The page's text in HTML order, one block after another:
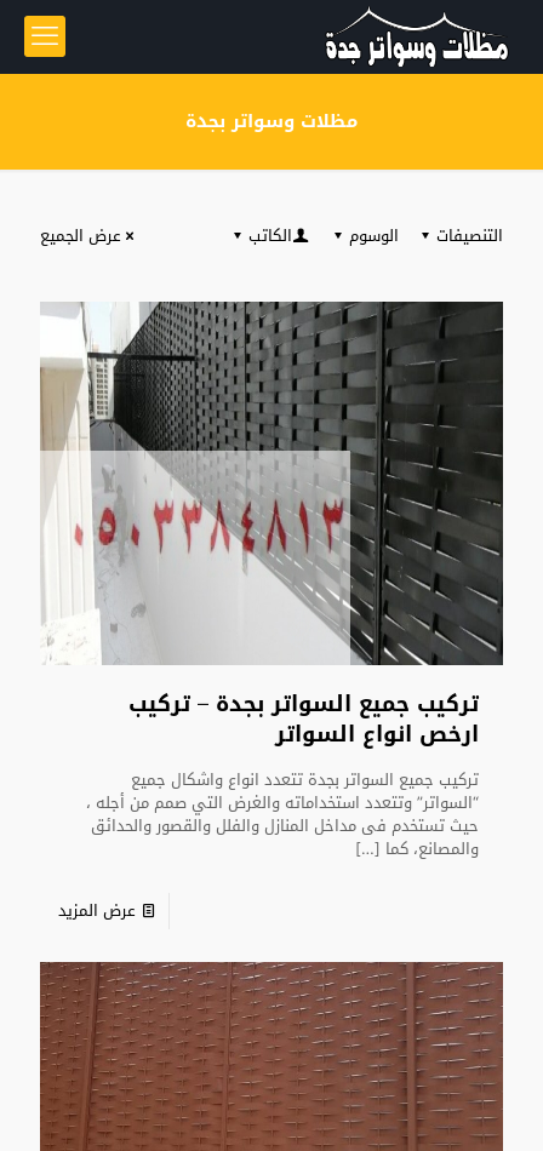
مظلات وسواتر بجدة
التنصيفات الوسوم الكاتب عرض الجميع
تركيب جميع السواتر بجدة – تركيب
ارخص انواع السواتر
تركيب جميع السواتر بجدة تتعدد انواع واشكال جميع
“السواتر” وتتعدد استخداماته والغرض التي صمم من أجله ،
حيث تستخدم فى مداخل المنازل والفلل والقصور والحدائق
والمصانع، كما […]
عرض المزيد